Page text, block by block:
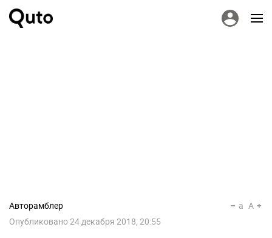
Авторамблер
Опубликовано24 декабря 2018, 20:55
a A